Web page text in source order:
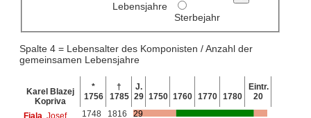
Lebensjahre
Sterbejahr
Spalte 4 = Lebensalter des Komponisten / Anzahl der
gemeinsamen Lebensjahre
Karel Blazej
Kopriva
*
1756
†
1785
J.
29 1750 1760 1770 1780
Eintr.
20
Fiala , Josef 1748 1816
29